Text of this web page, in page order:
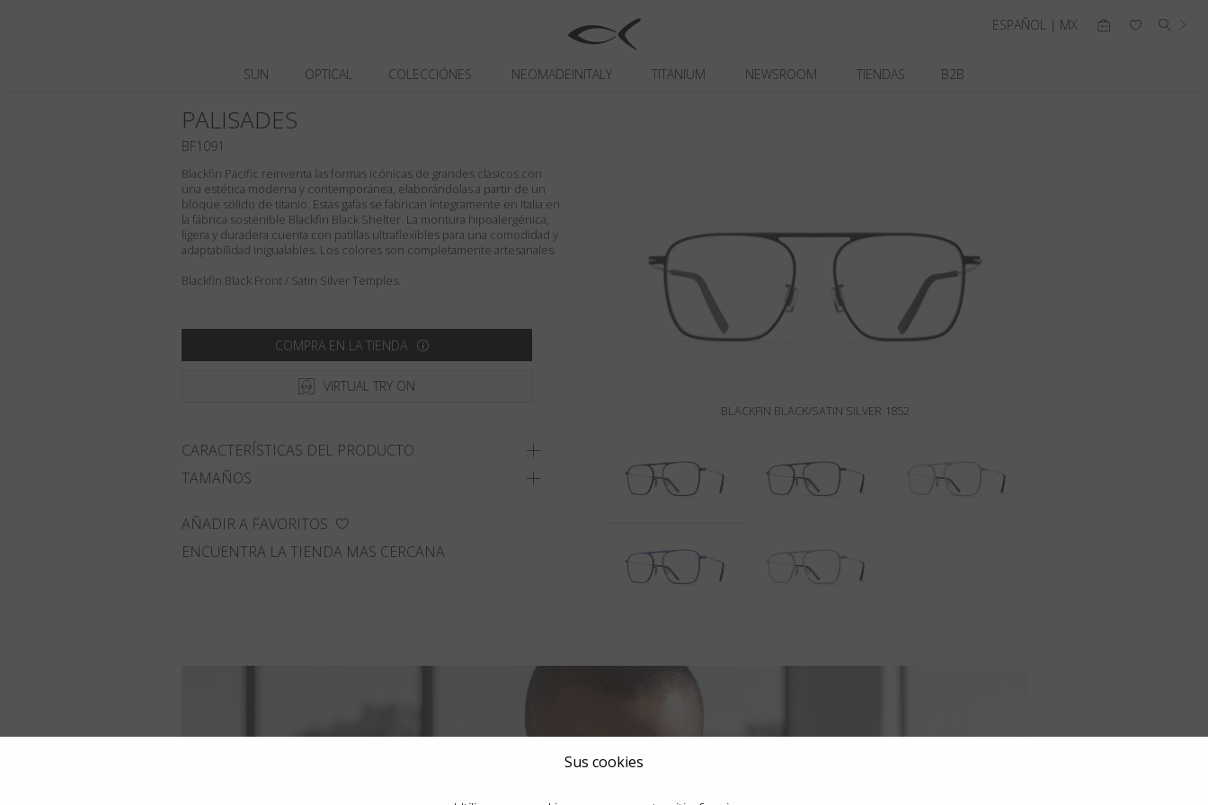
SUN OPTICAL COLECCIÓNES NEOMADEINITALY TITANIUM NEWSROOM TIENDAS B2B
ESPAÑOL | MX
BLACKFIN BLACK/SATIN SILVER 1852
Blackfin Pacific reinventa las formas icónicas de grandes clásicos con
una estética moderna y contemporánea, elaborándolas a partir de un
bloque sólido de titanio. Estas gafas se fabrican íntegramente en Italia en
la fábrica sostenible Blackfin Black Shelter. La montura hipoalergénica,
ligera y duradera cuenta con patillas ultraflexibles para una comodidad y
adaptabilidad inigualables. Los colores son completamente artesanales.
Blackfin Black Front / Satin Silver Temples.
COMPRA EN LA TIENDA
VIRTUAL TRY ON
CARACTERÍSTICAS DEL PRODUCTO
TAMAÑOS
AÑADIR A FAVORITOS
ENCUENTRA LA TIENDA MAS CERCANA
PALISADES
BF1091
Sus cookies